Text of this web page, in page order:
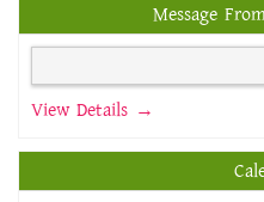
Message
View Details →